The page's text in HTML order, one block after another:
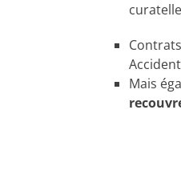
Mais